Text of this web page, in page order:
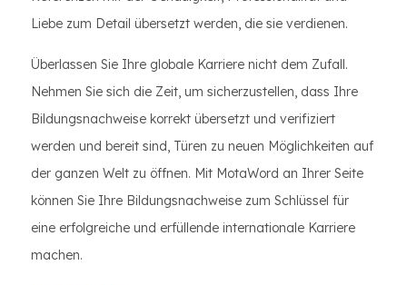
Liebe zum Detail übersetzt werden, die sie verdienen.
Überlassen Sie Ihre globale Karriere nicht dem Zufall.
Nehmen Sie sich die Zeit, um sicherzustellen, dass Ihre
Bildungsnachweise korrekt übersetzt und verifiziert
werden und bereit sind, Türen zu neuen Möglichkeiten auf
der ganzen Welt zu öffnen. Mit MotaWord an Ihrer Seite
können Sie Ihre Bildungsnachweise zum Schlüssel für
eine erfolgreiche und erfüllende internationale Karriere
machen.